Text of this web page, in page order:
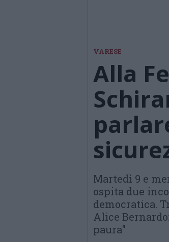
VARESE
Alla
Martedì 9 e
ospita due
democratica.
Alice
paura"